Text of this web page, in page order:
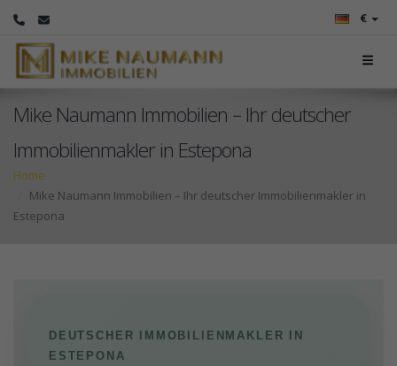
€
Mike Naumann Immobilien – Ihr deutscher
Immobilienmakler in Estepona
Home
Mike Naumann Immobilien – Ihr deutscher Immobilienmakler in
Estepona
DEUTSCHER IMMOBILIENMAKLER IN
ESTEPONA